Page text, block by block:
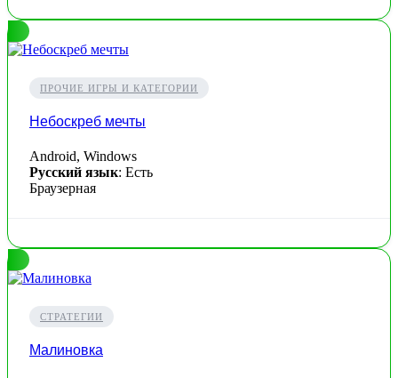
ПРОЧИЕ ИГРЫ И КАТЕГОРИИ
Небоскреб мечты
Android, Windows
Русский язык: Есть
Браузерная
СТРАТЕГИИ
Малиновка